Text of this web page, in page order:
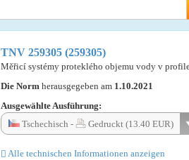
TNV 259305 (259305)
Měřicí systémy proteklého objemu vody v
Die Norm herausgegeben am 1.10.2021
Ausgewählte Ausführung:
Tschechisch -
Gedruckt (13.40 EUR)
Alle technischen Informationen anzeigen